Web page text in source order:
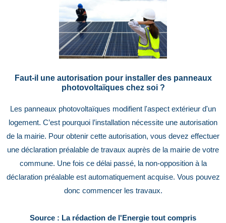
Faut-il une autorisation pour installer des panneaux
photovoltaïques chez soi ?
Les panneaux photovoltaïques modifient l'aspect extérieur d'un
logement. C’est pourquoi l’installation nécessite une autorisation
de la mairie. Pour obtenir cette autorisation, vous devez effectuer
une déclaration préalable de travaux auprès de la mairie de votre
commune. Une fois ce délai passé, la non-opposition à la
déclaration préalable est automatiquement acquise. Vous pouvez
donc commencer les travaux.
Source : La rédaction de l'Energie tout compris